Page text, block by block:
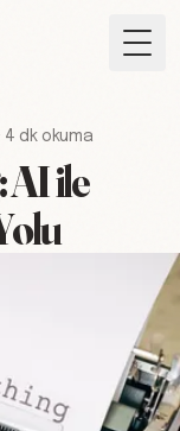
4 dk okuma
ile